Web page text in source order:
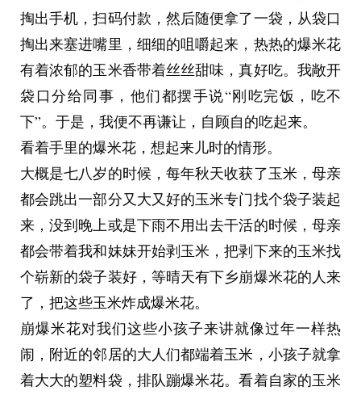
掏出手机，扫码付款，然后随便拿了一袋，从袋口
掏出来塞进嘴里，细细的咀嚼起来，热热的爆米花
有着浓郁的玉米香带着丝丝甜味，真好吃。我敞开
袋口分给同事，他们都摆手说“刚吃完饭，吃不
下”。于是，我便不再谦让，自顾自的吃起来。
看着手里的爆米花，想起来儿时的情形。
大概是七八岁的时候，每年秋天收获了玉米，母亲
都会跳出一部分又大又好的玉米专门找个袋子装起
来，没到晚上或是下雨不用出去干活的时候，母亲
都会带着我和妹妹开始剥玉米，把剥下来的玉米找
个崭新的袋子装好，等晴天有下乡崩爆米花的人来
了，把这些玉米炸成爆米花。
崩爆米花对我们这些小孩子来讲就像过年一样热
闹，附近的邻居的大人们都端着玉米，小孩子就拿
着大大的塑料袋，排队蹦爆米花。看着自家的玉米